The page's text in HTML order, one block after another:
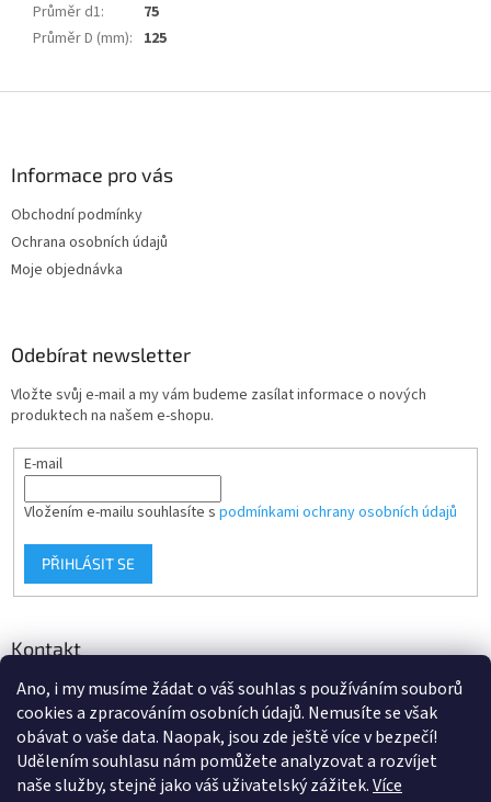
Ano, i my musíme žádat o váš souhlas s používáním souborů
cookies a zpracováním osobních údajů. Nemusíte se však
obávat o vaše data. Naopak, jsou zde ještě více v bezpečí!
Udělením souhlasu nám pomůžete analyzovat a rozvíjet
naše služby, stejně jako váš uživatelský zážitek.Více
Průměr d1:
75
Průměr D (mm): 125
Informace pro vás
Obchodní podmínky
Ochrana osobních údajů
Moje objednávka
Odebírat newsletter
Vložte svůj e-mail a my vám budeme zasílat informace o nových
produktech na našem e-shopu.
E-mail
Vložením e-mailu souhlasíte s podmínkami ochrany osobních údajů
PŘIHLÁSIT SE
Kontakt
info@d-klima.cz
+420 517 357 288